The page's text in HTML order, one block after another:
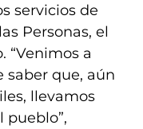
servicios de
Personas, el
“Venimos a
saber que, aún
llevamos
pueblo”,